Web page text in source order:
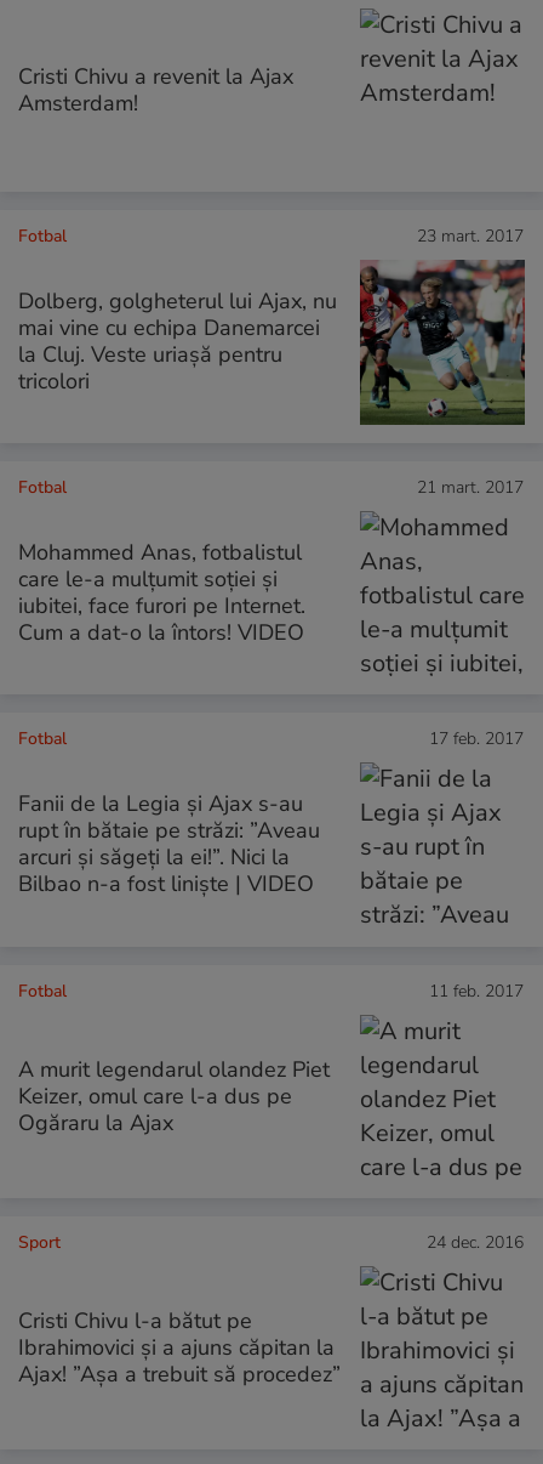
Cristi Chivu a revenit la Ajax
Amsterdam!
Fotbal 23 mart. 2017
Dolberg, golgheterul lui Ajax, nu
mai vine cu echipa Danemarcei
la Cluj. Veste uriașă pentru
tricolori
Fotbal 21 mart. 2017
Mohammed Anas, fotbalistul
care le-a mulțumit soției și
iubitei, face furori pe Internet.
Cum a dat-o la întors! VIDEO
Fotbal 17 feb. 2017
Fanii de la Legia și Ajax s-au
rupt în bătaie pe străzi: ”Aveau
arcuri și săgeți la ei!”. Nici la
Bilbao n-a fost liniște | VIDEO
Fotbal 11 feb. 2017
A murit legendarul olandez Piet
Keizer, omul care l-a dus pe
Ogăraru la Ajax
Sport 24 dec. 2016
Cristi Chivu l-a bătut pe
Ibrahimovici și a ajuns căpitan la
Ajax! ”Așa a trebuit să procedez”